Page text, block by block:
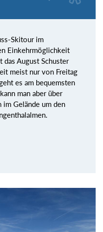
Skitour im
Einkehrmöglichkeit
August Schuster
meist nur von Freitag
es am bequemsten
man aber über
Gelände um den